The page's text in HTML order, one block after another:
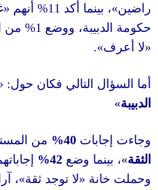
أكد11% أنهم« غير راضين
ووضع1%
من
التالي فكان حول: «درجة
40% من المستطلعين في
وضع42% إجاباتهم في خانة
«لا توجد ثقة»، آراء 7%
من